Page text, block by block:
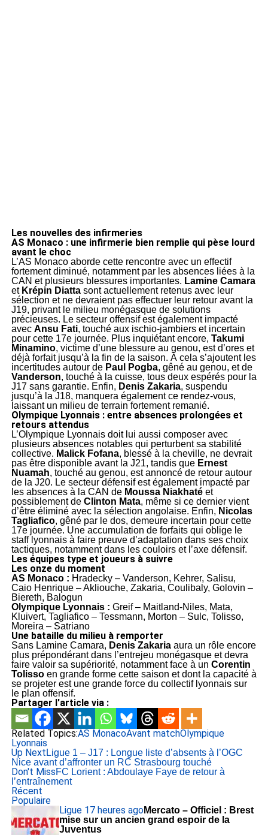
Les nouvelles des infirmeries
AS Monaco : une infirmerie bien remplie qui pèse lourd
avant le choc
L’AS Monaco aborde cette rencontre avec un effectif
fortement diminué, notamment par les absences liées à la
CAN et plusieurs blessures importantes. Lamine Camara
et Krépin Diattasont actuellement retenus avec leur
sélection et ne devraient pas effectuer leur retour avant la
J19, privant le milieu monégasque de solutions
précieuses. Le secteur offensif est également impacté
avec Ansu Fati, touché aux ischio-jambiers et incertain
pour cette 17e journée. Plus inquiétant encore, Takumi
Minamino, victime d’une blessure au genou, est d’ores et
déjà forfait jusqu’à la fin de la saison. À cela s’ajoutent les
incertitudes autour de Paul Pogba, gêné au genou, et de
Vanderson, touché à la cuisse, tous deux espérés pour la
J17 sans garantie. Enfin, Denis Zakaria, suspendu
jusqu’à la J18, manquera également ce rendez-vous,
laissant un milieu de terrain fortement remanié.
Olympique Lyonnais : entre absences prolongées et
retours attendus
L’Olympique Lyonnais doit lui aussi composer avec
plusieurs absences notables qui perturbent sa stabilité
collective. Malick Fofana, blessé à la cheville, ne devrait
pas être disponible avant la J21, tandis que Ernest
Nuamah, touché au genou, est annoncé de retour autour
de la J20. Le secteur défensif est également impacté par
les absences à la CAN de Moussa Niakhatéet
possiblement de Clinton Mata, même si ce dernier vient
d’être éliminé avec la sélection angolaise. Enfin, Nicolas
Tagliafico, gêné par le dos, demeure incertain pour cette
17e journée. Une accumulation de forfaits qui oblige le
staff lyonnais à faire preuve d’adaptation dans ses choix
tactiques, notamment dans les couloirs et l’axe défensif.
Les équipes type et joueurs à suivre
Les onze du moment
AS Monaco : Hradecky – Vanderson, Kehrer, Salisu,
Caio Henrique – Akliouche, Zakaria, Coulibaly, Golovin –
Biereth, Balogun
Olympique Lyonnais : Greif – Maitland-Niles, Mata,
Kluivert, Tagliafico – Tessmann, Morton – Sulc, Tolisso,
Moreira – Satriano
Une bataille du milieu à remporter
Sans Lamine Camara, Denis Zakaria aura un rôle encore
plus prépondérant dans l’entrejeu monégasque et devra
faire valoir sa supériorité, notamment face à un Corentin
Tolisso en grande forme cette saison et dont la capacité à
se projeter est une grande force du collectif lyonnais sur
le plan offensif.
Partager l'article via :
Related Topics:AS MonacoAvant matchOlympique
Lyonnais
Up Next Ligue 1 – J17 : Longue liste d’absents à l’OGC
Nice avant d’affronter un RC Strasbourg touché
Don't MissFC Lorient : Abdoulaye Faye de retour à
l’entraînement
Récent
Populaire
Ligue 17 heures agoMercato – Officiel : Brest
mise sur un ancien grand espoir de la
Juventus